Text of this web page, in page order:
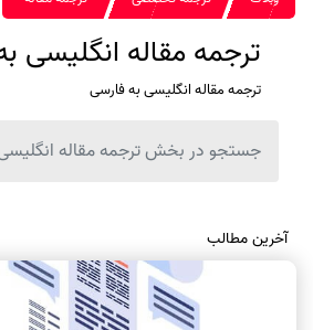
ترجمه مقاله انگلیسی
ترجمه مقاله انگلیسی به فارسی
آخرین مطالب